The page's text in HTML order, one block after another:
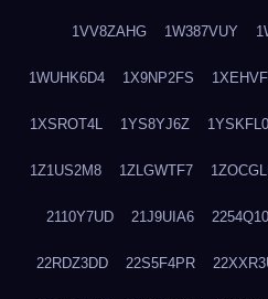
1VV8ZAHG 1W387VUY
1WUHK6D4 1X9NP2FS
1XSROT4L 1YS8YJ6Z
1Z1US2M8 1ZLGWTF7
2110Y7UD 21J9UIA6
22RDZ3DD 22S5F4PR